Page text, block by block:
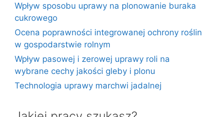
Wpływ sposobu uprawy na plonowanie buraka
cukrowego
Ocena poprawności integrowanej ochrony roślin
w gospodarstwie rolnym
Wpływ pasowej i zerowej uprawy roli na
wybrane cechy jakości gleby i plonu
Technologia uprawy marchwi jadalnej